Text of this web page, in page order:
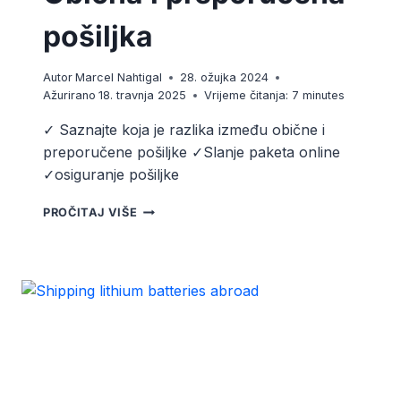
pošiljka
Autor Marcel Nahtigal
28. ožujka 2024
Ažurirano 18. travnja 2025 Vrijeme čitanja: 7minutes
✓ Saznajte koja je razlika između obične i
preporučene pošiljke ✓Slanje paketa online
✓osiguranje pošiljke
PROČITAJ VIŠE OBIČNA